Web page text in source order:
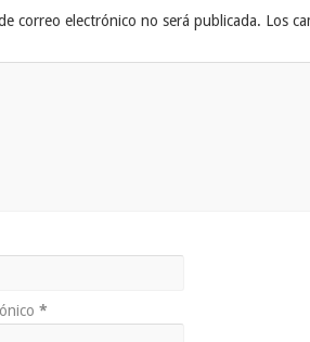
correo electrónico no será publicada. Los
*